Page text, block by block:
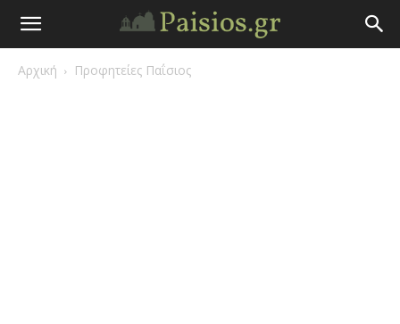
Άγιος
Γέροντας
Αρχική Προφητείες Παΐσιος